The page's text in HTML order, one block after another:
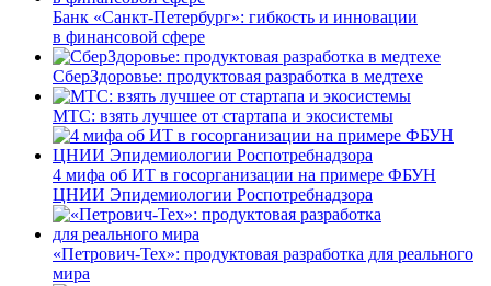
Банк «Санкт-Петербург»: гибкость и инновации
в финансовой сфере
СберЗдоровье: продуктовая разработка в медтехе
МТС: взять лучшее от стартапа и экосистемы
4 мифа об ИТ в госорганизации на примере ФБУН
ЦНИИ Эпидемиологии Роспотребнадзора
«Петрович-Тех»: продуктовая разработка для реального
мира